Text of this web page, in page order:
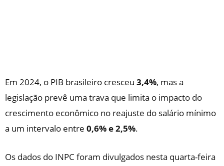
Em 2024, o PIB brasileiro cresceu 3,4%, mas a
legislação prevê uma trava que limita o impacto do
crescimento econômico no reajuste do salário mínimo
a um intervalo entre 0,6% e 2,5%.
Os dados do INPC foram divulgados nesta quarta-feira